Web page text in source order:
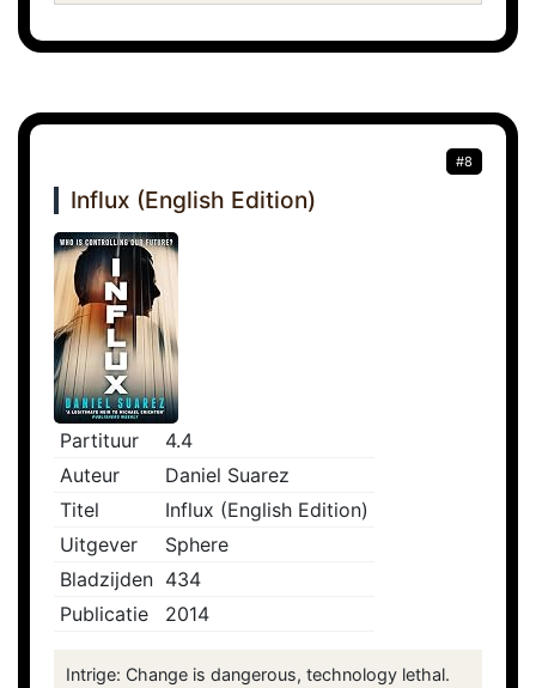
#8
Influx (English Edition)
Partituur
4.4
Auteur
Daniel Suarez
Titel
Influx (English Edition)
Uitgever
Sphere
Bladzijden 434
Publicatie
2014
Intrige: Change is dangerous, technology lethal.